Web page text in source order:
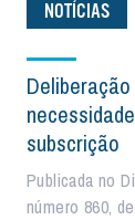
NOTÍCIAS
subscrição
Publicada no
número 860,